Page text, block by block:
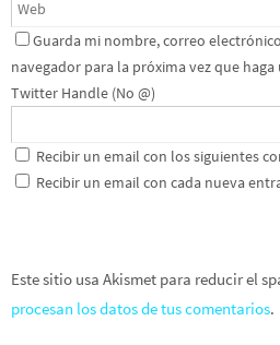
Guarda mi nombre, correo
navegador para la próxima vez que
Twitter Handle (No @)
Recibir un email con los siguientes
Recibir un email con cada nueva
Este sitio usa Akismet para reducir el
procesan los datos de tus comentarios.